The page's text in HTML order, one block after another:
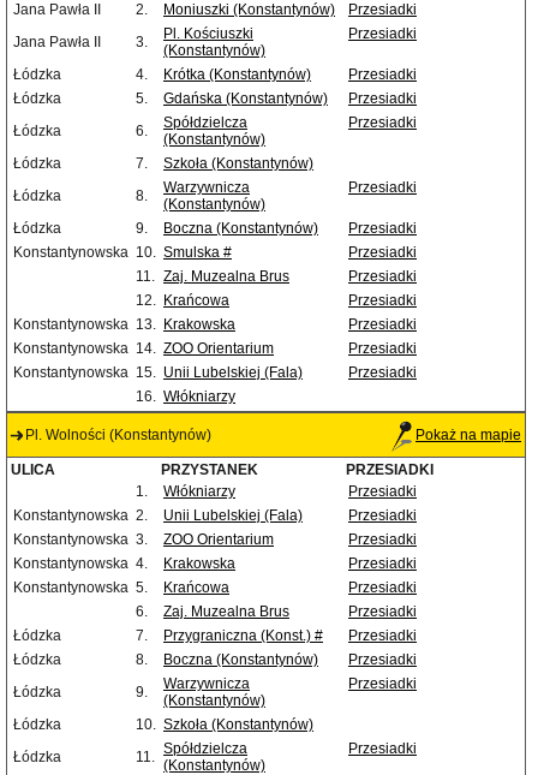
Jana Pawła II 2. Moniuszki (Konstantynów)
Przesiadki
Jana Pawła II
3.
Pl. Kościuszki
(Konstantynów)
Przesiadki
Łódzka 4. Krótka (Konstantynów)
Przesiadki
Łódzka
5. Gdańska (Konstantynów)
Przesiadki
Łódzka
6.
Spółdzielcza
(Konstantynów)
Przesiadki
Łódzka 7.
Szkoła (Konstantynów)
Łódzka
8.
Warzywnicza
(Konstantynów)
Przesiadki
Łódzka 9. Boczna (Konstantynów)
Przesiadki
Konstantynowska 10. Smulska #
Przesiadki
11. Zaj. Muzealna Brus
Przesiadki
12. Krańcowa
Przesiadki
Konstantynowska 13. Krakowska
Przesiadki
Konstantynowska 14. ZOO Orientarium
Przesiadki
Konstantynowska 15. Unii Lubelskiej (Fala)
Przesiadki
16. Włókniarzy
Pl. Wolności (Konstantynów) Pokaż na mapie
ULICA PRZYSTANEK
PRZESIADKI
1.
Włókniarzy
Przesiadki
Konstantynowska 2. Unii Lubelskiej (Fala)
Przesiadki
Konstantynowska 3. ZOO Orientarium
Przesiadki
Konstantynowska 4. Krakowska
Przesiadki
Konstantynowska 5. Krańcowa
Przesiadki
6.
Zaj. Muzealna Brus
Przesiadki
Łódzka
7. Przygraniczna (Konst.) #
Przesiadki
Łódzka
8. Boczna (Konstantynów)
Przesiadki
Łódzka
9.
Warzywnicza
(Konstantynów)
Przesiadki
Łódzka 10. Szkoła (Konstantynów)
Łódzka
11. Spółdzielcza
(Konstantynów)
Przesiadki